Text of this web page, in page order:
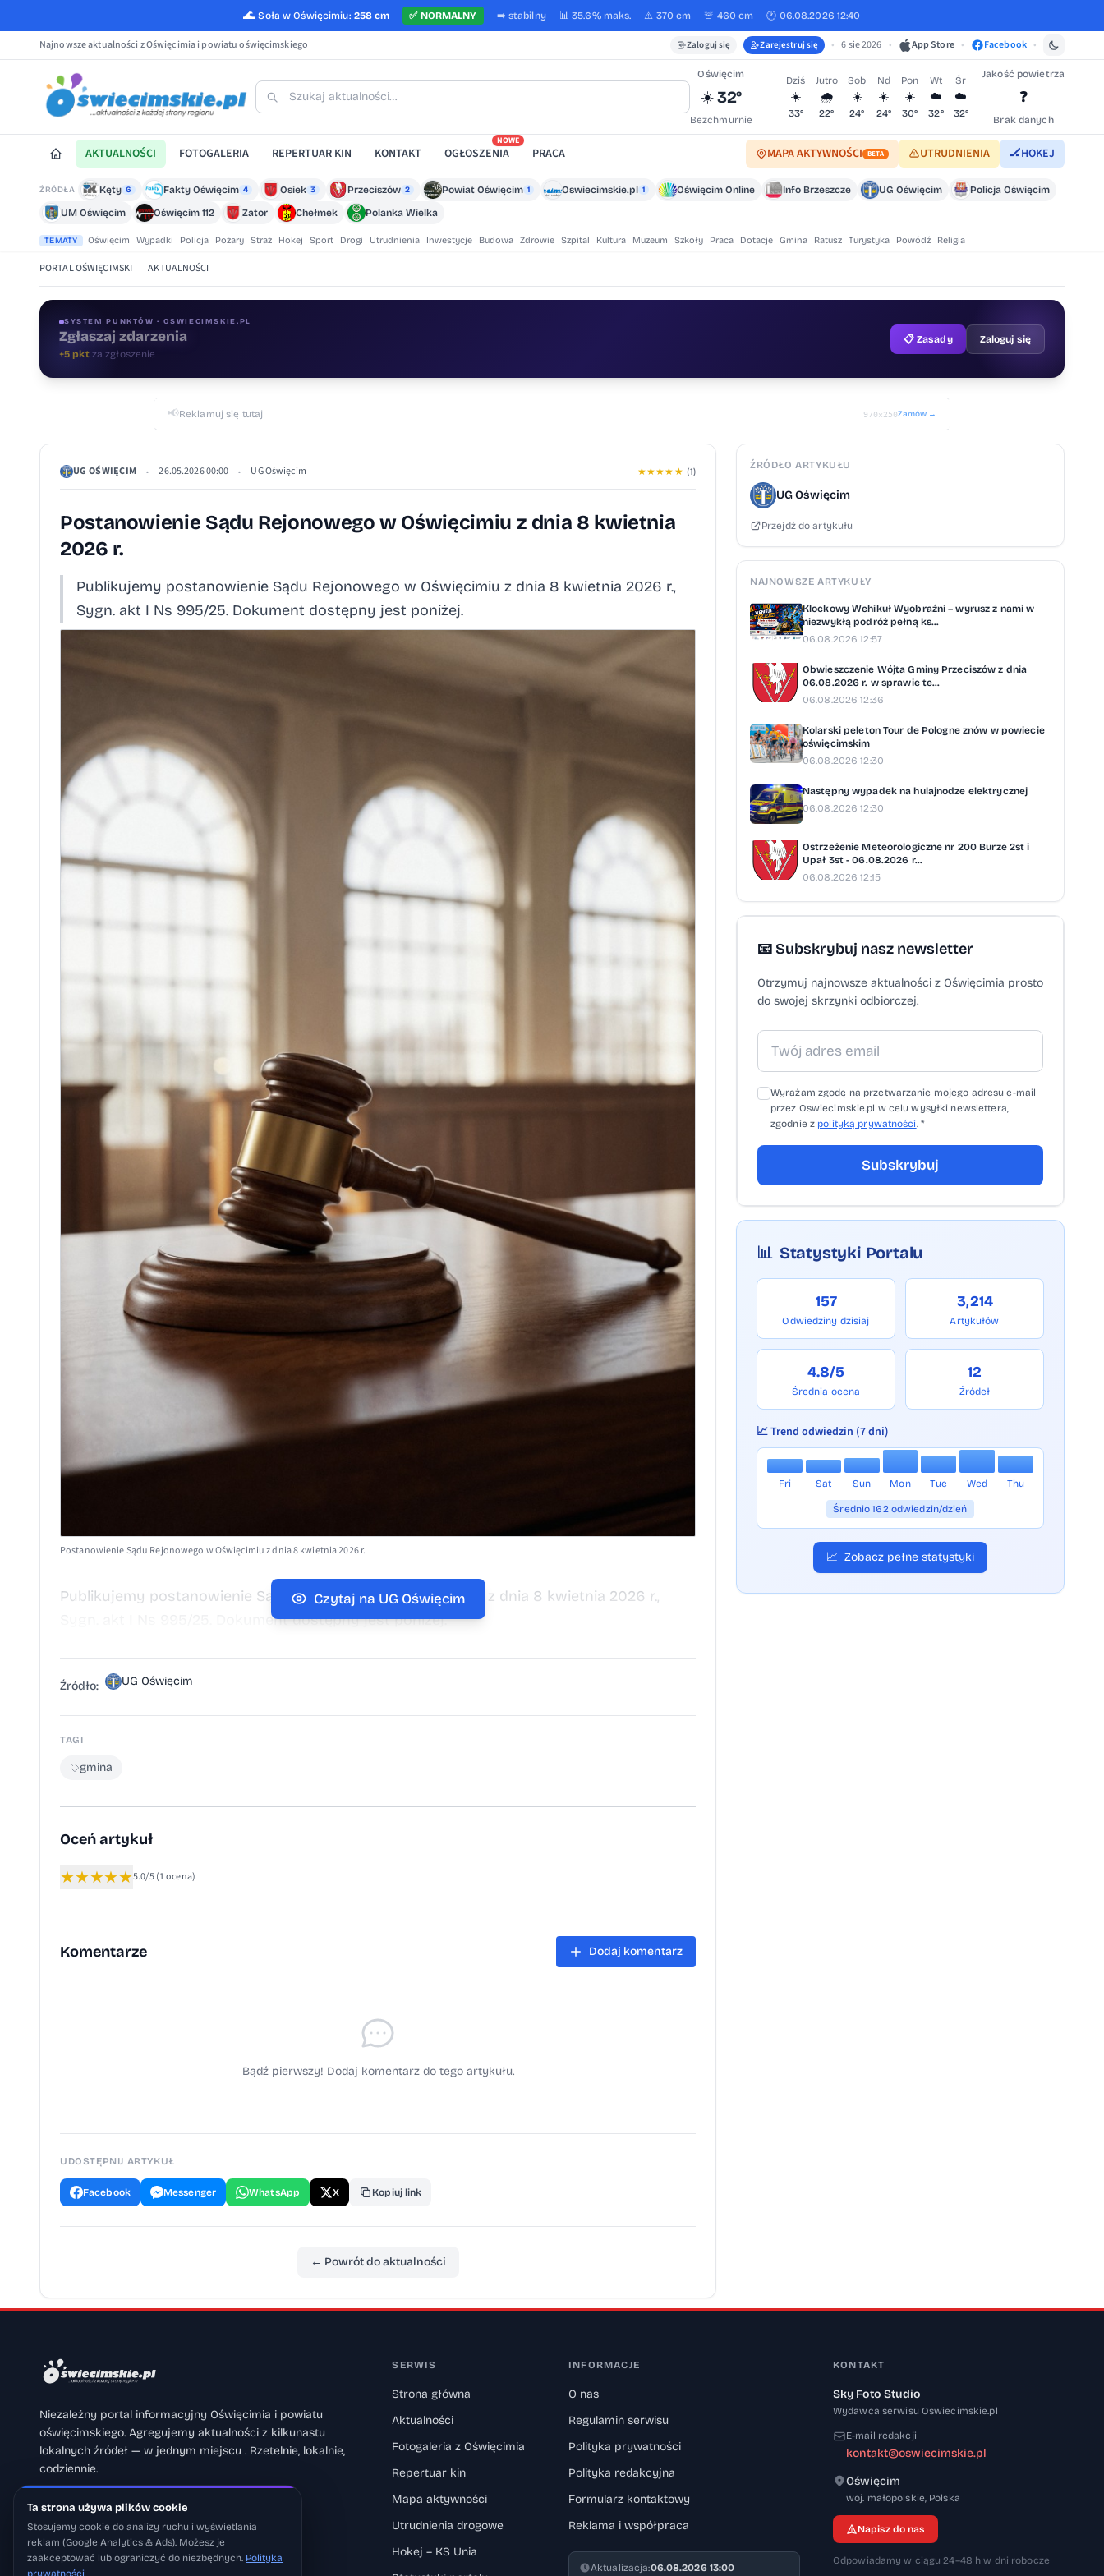
🌊 Soła w Oświęcimiu: 258 cm ✅ NORMALNY ➡️ stabilny 📊 35.6% maks. ⚠️ 370 cm 🚨 460 cm 🕐 06.08.2026 12:40
Najnowsze aktualności z Oświęcimia i powiatu oświęcimskiego Zaloguj się Zarejestruj się • 6 sie 2026 • App Store • Facebook •
Oświęcim
☀️32°
Bezchmurnie
Dziś
☀️
33°
Jutro
🌧️
22°
Sob
☀️
24°
Nd
☀️
24°
Pon
☀️
30°
Wt
☁️
32°
Śr
☁️
32°
Jakość powietrza
❓
Brak danych
AKTUALNOŚCI FOTOGALERIA REPERTUAR KIN KONTAKT OGŁOSZENIA
NOWE
PRACA MAPA AKTYWNOŚCI BETA UTRUDNIENIA 🏒HOKEJ
ŹRÓDŁA Kęty 6 Fakty Oświęcim 4 Osiek 3 Przeciszów 2 Powiat Oświęcim 1 Oswiecimskie.pl 1 Oświęcim Online Info Brzeszcze UG Oświęcim
Policja Oświęcim
UM Oświęcim
Oświęcim 112 Zator Chełmek Polanka Wielka
TEMATY Oświęcim Wypadki Policja Pożary Straż Hokej Sport Drogi Utrudnienia Inwestycje Budowa Zdrowie Szpital Kultura Muzeum Szkoły Praca Dotacje Gmina Ratusz Turystyka Powódź Religia
PORTAL OŚWIĘCIMSKI | AKTUALNOŚCI
SYSTEM PUNKTÓW · OSWIECIMSKIE.PL
Oceniaj treści
+1 pktza ocenę
📋 Zasady Zaloguj się
📢Reklamuj się tutaj 970×250Zamów →
UG OŚWIĘCIM • 26.05.2026 00:00 • UG Oświęcim ★★★★ ★ (1)
Postanowienie Sądu Rejonowego w Oświęcimiu z dnia 8 kwietnia
2026 r.
Publikujemy postanowienie Sądu Rejonowego w Oświęcimiu z dnia 8 kwietnia 2026 r.,
Sygn. akt I Ns 995/25. Dokument dostępny jest poniżej.
Postanowienie Sądu Rejonowego w Oświęcimiu z dnia 8 kwietnia 2026 r.
Publikujemy postanowienie Sądu Rejonowego w Oświęcimiu z dnia 8 kwietnia 2026 r.,
Sygn. akt I Ns 995/25. Dokument dostępny jest poniżej.
Czytaj na UG Oświęcim
Źródło: UG Oświęcim
TAGI
gmina
Oceń artykuł
★★★★★5.0/5(1 ocena)
Komentarze Dodaj komentarz
Bądź pierwszy! Dodaj komentarz do tego artykułu.
UDOSTĘPNIJ ARTYKUŁ
Facebook Messenger WhatsApp X Kopiuj link
← Powrót do aktualności
ŹRÓDŁO ARTYKUŁU
UG Oświęcim
Przejdź do artykułu
NAJNOWSZE ARTYKUŁY
Klockowy Wehikuł Wyobraźni – wyrusz z nami w
niezwykłą podróż pełną ks...
06.08.2026 12:57
Obwieszczenie Wójta Gminy Przeciszów z dnia
06.08.2026 r. w sprawie te...
06.08.2026 12:36
Kolarski peleton Tour de Pologne znów w powiecie
oświęcimskim
06.08.2026 12:30
Następny wypadek na hulajnodze elektrycznej
06.08.2026 12:30
Ostrzeżenie Meteorologiczne nr 200 Burze 2st i
Upał 3st - 06.08.2026 r...
06.08.2026 12:15
📧 Subskrybuj nasz newsletter
Otrzymuj najnowsze aktualności z Oświęcimia prosto
do swojej skrzynki odbiorczej.
Wyrażam zgodę na przetwarzanie mojego adresu e-mail
przez Oswiecimskie.pl w celu wysyłki newslettera,
zgodnie z polityką prywatności. *
Subskrybuj
📊 Statystyki Portalu
157
Odwiedziny dzisiaj
3,214
Artykułów
4.8/5
Średnia ocena
12
Źródeł
📈 Trend odwiedzin (7 dni)
Fri Sat Sun Mon Tue Wed Thu
Średnio 162 odwiedzin/dzień
📈 Zobacz pełne statystyki
Niezależny portal informacyjny Oświęcimia i powiatu
oświęcimskiego. Agregujemy aktualności z kilkunastu
lokalnych źródeł — w jednym miejscu . Rzetelnie, lokalnie,
codziennie.
Obserwuj nas na Facebooku
Pobierz w
App Store
SERWIS
Strona główna
Aktualności
Fotogaleria z Oświęcimia
Repertuar kin
Mapa aktywności
Utrudnienia drogowe
Hokej – KS Unia
INFORMACJE
O nas
Regulamin serwisu
Polityka prywatności
Polityka redakcyjna
Formularz kontaktowy
Reklama i współpraca
Aktualizacja:06.08.2026 13:00
KONTAKT
Sky Foto Studio
Wydawca serwisu Oswiecimskie.pl
E-mail redakcji
kontakt@oswiecimskie.pl
Oświęcim
woj. małopolskie, 32-600
Polska
Napisz do nas
Odpowiadamy w ciągu 24–48 h w dni robocze
Ta strona używa plików cookie
Stosujemy cookie do analizy ruchu i wyświetlania
reklam (Google Analytics & Ads). Możesz je
zaakceptować lub ograniczyć do niezbędnych. Polityka
prywatności